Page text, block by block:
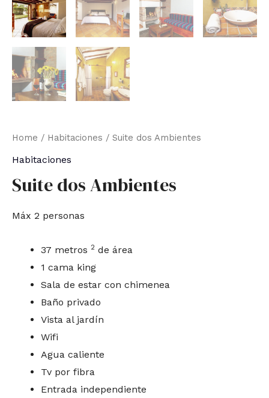
Home / Habitaciones / Suite dos Ambientes
Habitaciones
Suite dos Ambientes
Máx 2 personas
37 metros 2 de área
1 cama king
Sala de estar con chimenea
Baño privado
Vista al jardín
Wifi
Agua caliente
Tv por fibra
Entrada independiente